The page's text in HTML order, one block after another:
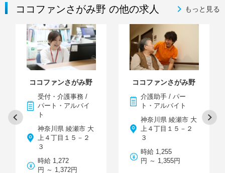
ココファンさがみ野 の他の求人 もっと見る
ココファンさがみ野
受付・介護事務 /
パート・アルバイ
ト
神奈川県 綾瀬市 大
上４丁目１５－２
３
時給 1,272
円 ～ 1,372円
ココファンさがみ野
介護助手 / パー
ト・アルバイト
神奈川県 綾瀬市 大
上４丁目１５－２
３
時給 1,255
円 ～ 1,355円